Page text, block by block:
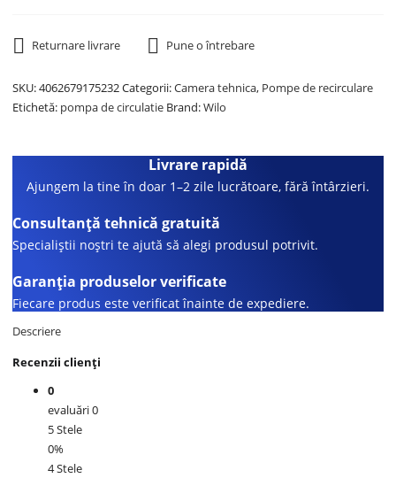
Returnare livrare Pune o întrebare
SKU:4062679175232Categorii:Camera tehnica, Pompe de recirculare
Etichetă: pompa de circulatie Brand:Wilo
Livrare rapidă
Ajungem la tine în doar 1–2 zile lucrătoare, fără întârzieri.
Consultanță tehnică gratuită
Specialiștii noștri te ajută să alegi produsul potrivit.
Garanția produselor verificate
Fiecare produs este verificat înainte de expediere.
Descriere
Recenzii clienți
0
evaluări 0
5 Stele
0%
4 Stele